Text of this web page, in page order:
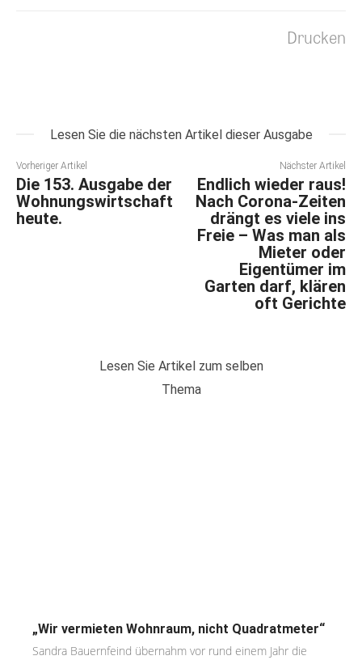
Drucken
Lesen Sie die nächsten Artikel dieser Ausgabe
Vorheriger Artikel
Die 153. Ausgabe der
Wohnungswirtschaft
heute.
Nächster Artikel
Endlich wieder raus!
Nach Corona-Zeiten
drängt es viele ins
Freie – Was man als
Mieter oder
Eigentümer im
Garten darf, klären
oft Gerichte
Lesen Sie Artikel zum selben
Thema
„Wir vermieten Wohnraum, nicht Quadratmeter“
Sandra Bauernfeind übernahm vor rund einem Jahr die